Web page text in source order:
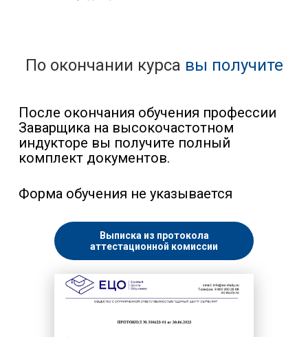
По окончании курса вы получите
После окончания обучения профессии
Заварщика на высокочастотном
индукторе вы получите полный
комплект документов.
Форма обучения не указывается
Выписка из протокола
аттестационной комиссии